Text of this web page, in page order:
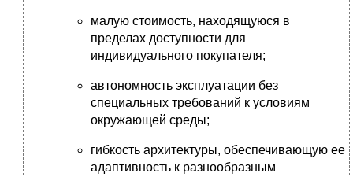
малую стоимость, находящуюся в
пределах доступности для
индивидуального покупателя;
автономность эксплуатации без
специальных требований к условиям
окружающей среды;
гибкость архитектуры, обеспечивающую ее
адаптивность к разнообразным